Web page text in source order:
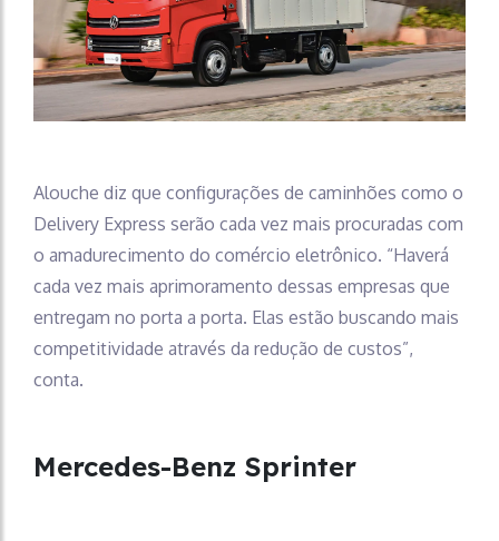
Alouche diz que configurações de caminhões como o
Delivery Express serão cada vez mais procuradas com
o amadurecimento do comércio eletrônico. “Haverá
cada vez mais aprimoramento dessas empresas que
entregam no porta a porta. Elas estão buscando mais
competitividade através da redução de custos”,
conta.
Mercedes-Benz Sprinter